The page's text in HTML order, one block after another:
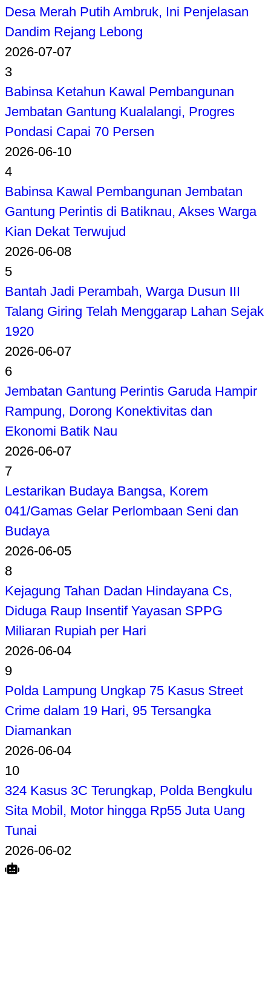
Desa Merah Putih Ambruk, Ini Penjelasan
Dandim Rejang Lebong
2026-07-07
3
Babinsa Ketahun Kawal Pembangunan
Jembatan Gantung Kualalangi, Progres
Pondasi Capai 70 Persen
2026-06-10
4
Babinsa Kawal Pembangunan Jembatan
Gantung Perintis di Batiknau, Akses Warga
Kian Dekat Terwujud
2026-06-08
5
Bantah Jadi Perambah, Warga Dusun III
Talang Giring Telah Menggarap Lahan Sejak
1920
2026-06-07
6
Jembatan Gantung Perintis Garuda Hampir
Rampung, Dorong Konektivitas dan
Ekonomi Batik Nau
2026-06-07
7
Lestarikan Budaya Bangsa, Korem
041/Gamas Gelar Perlombaan Seni dan
Budaya
2026-06-05
8
Kejagung Tahan Dadan Hindayana Cs,
Diduga Raup Insentif Yayasan SPPG
Miliaran Rupiah per Hari
2026-06-04
9
Polda Lampung Ungkap 75 Kasus Street
Crime dalam 19 Hari, 95 Tersangka
Diamankan
2026-06-04
10
324 Kasus 3C Terungkap, Polda Bengkulu
Sita Mobil, Motor hingga Rp55 Juta Uang
Tunai
2026-06-02